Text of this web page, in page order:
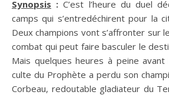
Synopsis :C’est l’heure du duel
camps qui s’entredéchirent pour la
Deux champions vont s’affronter sur
combat qui peut faire basculer le
Mais quelques heures à peine
culte du Prophète a perdu son
Corbeau, redoutable gladiateur du